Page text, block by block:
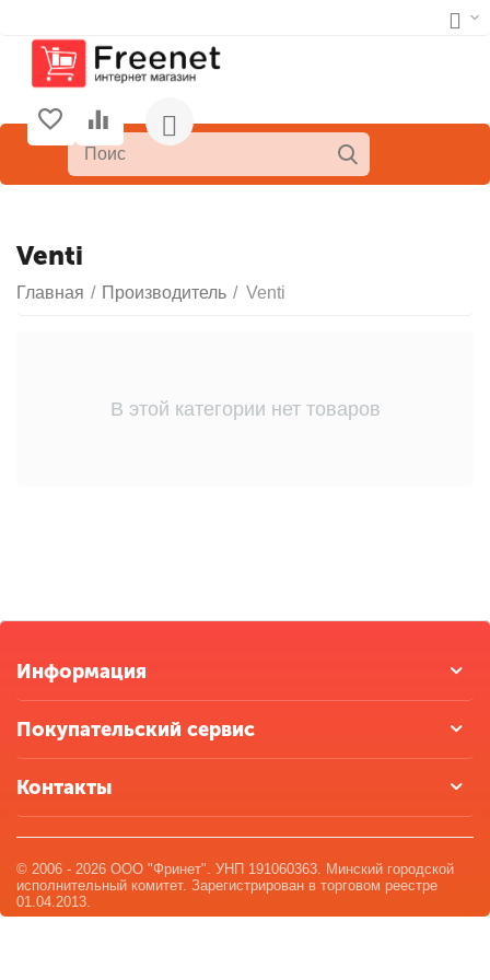
Venti
Главная / Производитель / Venti
В этой категории нет товаров
Информация
Покупательский сервис
Контакты
© 2006 - 2026 ООО "Фринет". УНП 191060363. Минский городской
исполнительный комитет. Зарегистрирован в торговом реестре
01.04.2013.